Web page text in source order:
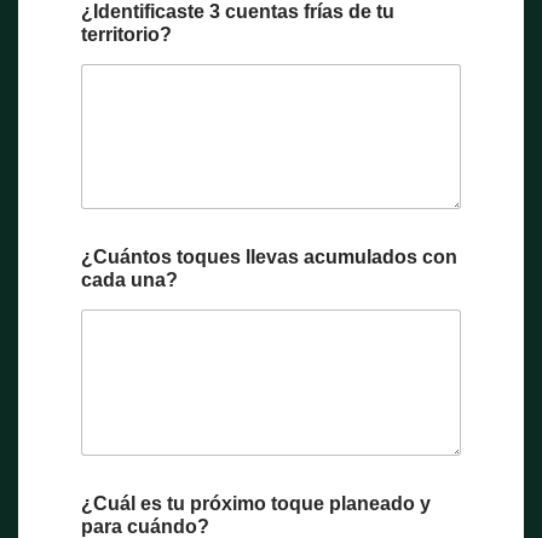
¿Identificaste 3 cuentas frías de tu
territorio?
¿Cuántos toques llevas acumulados con
cada una?
¿Cuál es tu próximo toque planeado y
para cuándo?